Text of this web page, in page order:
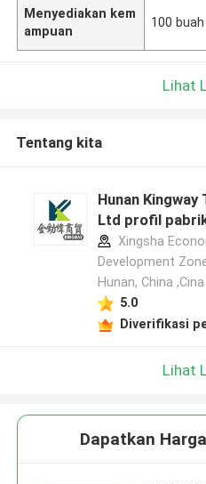
Menyediakan kem
ampuan
100
Lihat
Tentang kita
Hunan Kingway
Ltd profil
Xingsha
Development
Hunan, China ,Cina
5.0
Diverifikasi
Lihat
Dapatkan